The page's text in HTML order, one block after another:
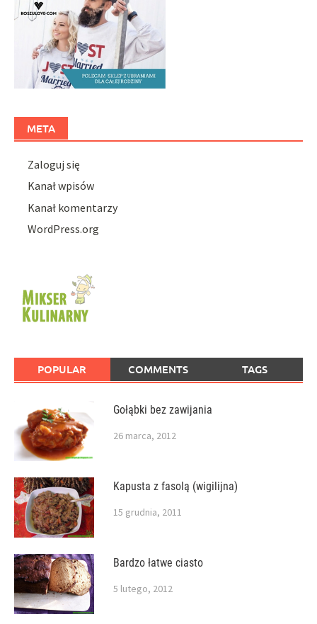
META
Zaloguj się
Kanał wpisów
Kanał komentarzy
WordPress.org
POPULAR COMMENTS TAGS
Gołąbki bez zawijania
26 marca, 2012
Kapusta z fasolą (wigilijna)
15 grudnia, 2011
Bardzo łatwe ciasto
5 lutego, 2012